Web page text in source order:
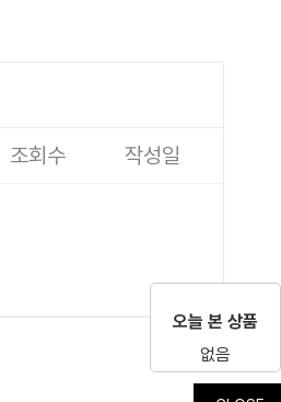
조회수 작성일
오늘 본 상품
없음